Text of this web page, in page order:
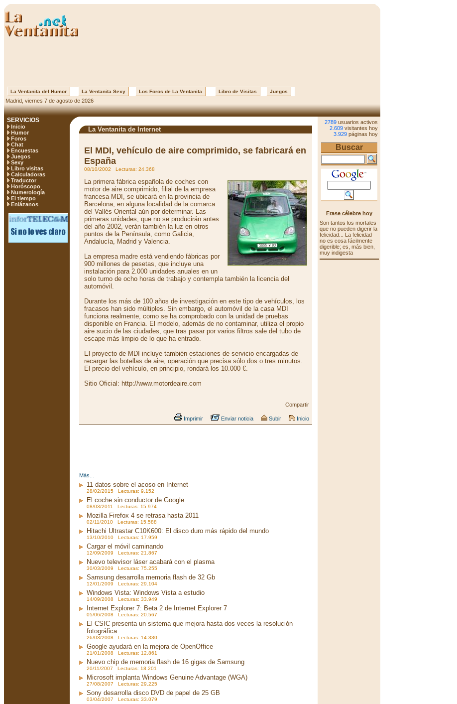
La Ventanita del Humor La Ventanita Sexy Los Foros de La Ventanita Libro de Visitas Juegos
Madrid, viernes 7 de agosto de 2026
SERVICIOS
Inicio
Humor
Foros
Chat
Encuestas
Juegos
Sexy
Libro visitas
Calculadoras
Traductor
Horóscopo
Numerología
El tiempo
Enlázanos
La Ventanita de Internet
El MDI, vehículo de aire comprimido, se fabricará en
España
08/10/2002 Lecturas: 24.368
La primera fábrica española de coches con
motor de aire comprimido, filial de la empresa
francesa MDI, se ubicará en la provincia de
Barcelona, en alguna localidad de la comarca
del Vallés Oriental aún por determinar. Las
primeras unidades, que no se producirán antes
del año 2002, verán también la luz en otros
puntos de la Península, como Galicia,
Andalucía, Madrid y Valencia.
La empresa madre está vendiendo fábricas por
900 millones de pesetas, que incluye una
instalación para 2.000 unidades anuales en un
solo turno de ocho horas de trabajo y contempla también la licencia del
automóvil.
Durante los más de 100 años de investigación en este tipo de vehículos, los
fracasos han sido múltiples. Sin embargo, el automóvil de la casa MDI
funciona realmente, como se ha comprobado con la unidad de pruebas
disponible en Francia. El modelo, además de no contaminar, utiliza el propio
aire sucio de las ciudades, que tras pasar por varios filtros sale del tubo de
escape más limpio de lo que ha entrado.
El proyecto de MDI incluye también estaciones de servicio encargadas de
recargar las botellas de aire, operación que precisa sólo dos o tres minutos.
El precio del vehículo, en principio, rondará los 10.000 €.
Sitio Oficial: http://www.motordeaire.com
Compartir
Imprimir Enviar noticia Subir Inicio
Más...
11 datos sobre el acoso en Internet
28/02/2015 Lecturas: 9.152
El coche sin conductor de Google
08/03/2011 Lecturas: 15.974
Mozilla Firefox 4 se retrasa hasta 2011
02/11/2010 Lecturas: 15.588
Hitachi Ultrastar C10K600: El disco duro más rápido del mundo
13/10/2010 Lecturas: 17.959
Cargar el móvil caminando
12/09/2009 Lecturas: 21.867
Nuevo televisor láser acabará con el plasma
30/03/2009 Lecturas: 75.255
Samsung desarrolla memoria flash de 32 Gb
12/01/2009 Lecturas: 29.104
Windows Vista: Windows Vista a estudio
14/09/2008 Lecturas: 33.949
Internet Explorer 7: Beta 2 de Internet Explorer 7
05/06/2008 Lecturas: 20.567
El CSIC presenta un sistema que mejora hasta dos veces la resolución
fotográfica
26/03/2008 Lecturas: 14.330
Google ayudará en la mejora de OpenOffice
21/01/2008 Lecturas: 12.861
Nuevo chip de memoria flash de 16 gigas de Samsung
20/11/2007 Lecturas: 18.201
Microsoft implanta Windows Genuine Advantage (WGA)
27/08/2007 Lecturas: 29.225
Sony desarrolla disco DVD de papel de 25 GB
03/04/2007 Lecturas: 33.079
2789 usuarios activos
2.609 visitantes hoy
3.929 páginas hoy
Buscar
Frase célebre hoy
Son tantos los mortales
que no pueden digerir la
felicidad... La felicidad
no es cosa fácilmente
digerible; es, más bien,
muy indigesta